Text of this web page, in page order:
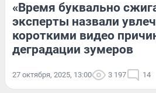
«Время буквально
эксперты назвали
короткими видео
деградации зумеров
27 октября, 2025, 13:00 3 197 14